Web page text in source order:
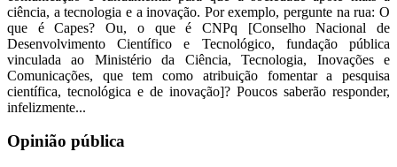
ciência, a tecnologia e a inovação. Por exemplo, pergunte na rua: O
que é Capes? Ou, o que é CNPq [Conselho Nacional de
Desenvolvimento Científico e Tecnológico, fundação pública
vinculada ao Ministério da Ciência, Tecnologia, Inovações e
Comunicações, que tem como atribuição fomentar a pesquisa
científica, tecnológica e de inovação]? Poucos saberão responder,
infelizmente...
Opinião pública